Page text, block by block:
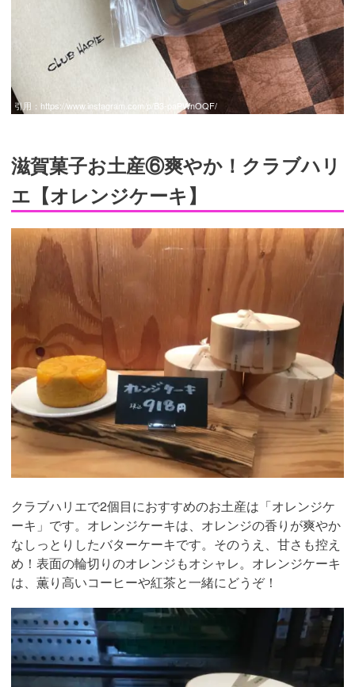
引用： https://www.instagram.com/p/B3-paPWnOQF/
滋賀菓子お土産⑥爽やか！クラブハリ
エ【オレンジケーキ】
クラブハリエで2個目におすすめのお土産は「オレンジケ
ーキ」です。オレンジケーキは、オレンジの香りが爽やか
なしっとりしたバターケーキです。そのうえ、甘さも控え
め！表面の輪切りのオレンジもオシャレ。オレンジケーキ
は、薫り高いコーヒーや紅茶と一緒にどうぞ！